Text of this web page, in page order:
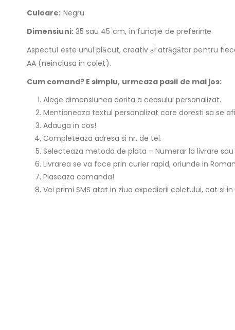
Culoare: Negru
Dimensiuni:35 sau 45 cm, în funcție de preferințe
Aspectul este unul plăcut, creativ și atrăgător pentru
AA (neinclusa in colet).
Cum comand? E simplu, urmeaza pasii de mai jos:
Alege dimensiunea dorita a ceasului personalizat.
Mentioneaza textul personalizat care doresti sa se
Adauga in cos!
Completeaza adresa si nr. de tel.
Selecteaza metoda de plata – Numerar la livrare sau
Livrarea se va face prin curier rapid, oriunde in
Plaseaza comanda!
Vei primi SMS atat in ziua expedierii coletului, cat si